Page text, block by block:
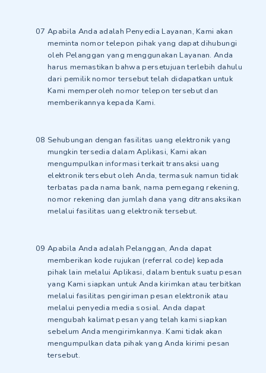
Apabila Anda adalah Penyedia Layanan, Kami akan
meminta nomor telepon pihak yang dapat dihubungi
oleh Pelanggan yang menggunakan Layanan. Anda
harus memastikan bahwa persetujuan terlebih dahulu
dari pemilik nomor tersebut telah didapatkan untuk
Kami memperoleh nomor telepon tersebut dan
memberikannya kepada Kami.
Sehubungan dengan fasilitas uang elektronik yang
mungkin tersedia dalam Aplikasi, Kami akan
mengumpulkan informasi terkait transaksi uang
elektronik tersebut oleh Anda, termasuk namun tidak
terbatas pada nama bank, nama pemegang rekening,
nomor rekening dan jumlah dana yang ditransaksikan
melalui fasilitas uang elektronik tersebut.
Apabila Anda adalah Pelanggan, Anda dapat
memberikan kode rujukan (referral code) kepada
pihak lain melalui Aplikasi, dalam bentuk suatu pesan
yang Kami siapkan untuk Anda kirimkan atau terbitkan
melalui fasilitas pengiriman pesan elektronik atau
melalui penyedia media sosial. Anda dapat
mengubah kalimat pesan yang telah kami siapkan
sebelum Anda mengirimkannya. Kami tidak akan
mengumpulkan data pihak yang Anda kirimi pesan
tersebut.